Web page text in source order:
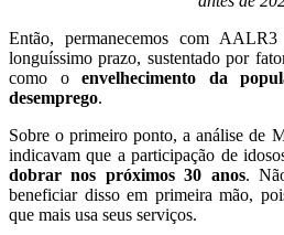
Então, permanecemos com
longuíssimo prazo, sustentado por
como o envelhecimento da
desemprego.
Sobre o primeiro ponto, a análise de
indicavam que a participação de
dobrar nos próximos 30 anos.
beneficiar disso em primeira mão,
que mais usa seus serviços.